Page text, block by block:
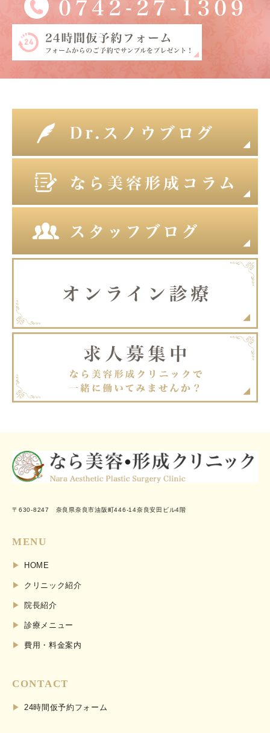
〒630-8247 奈良県奈良市油阪町446-14奈良安田ビル4階
MENU
HOME
クリニック紹介
院長紹介
診療メニュー
費用・料金案内
CONTACT
24時間仮予約フォーム